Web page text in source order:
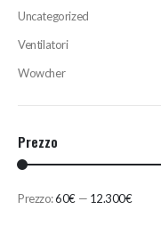
Uncategorized
Ventilatori
Wowcher
Prezzo
Prezzo:60€ — 12.300€